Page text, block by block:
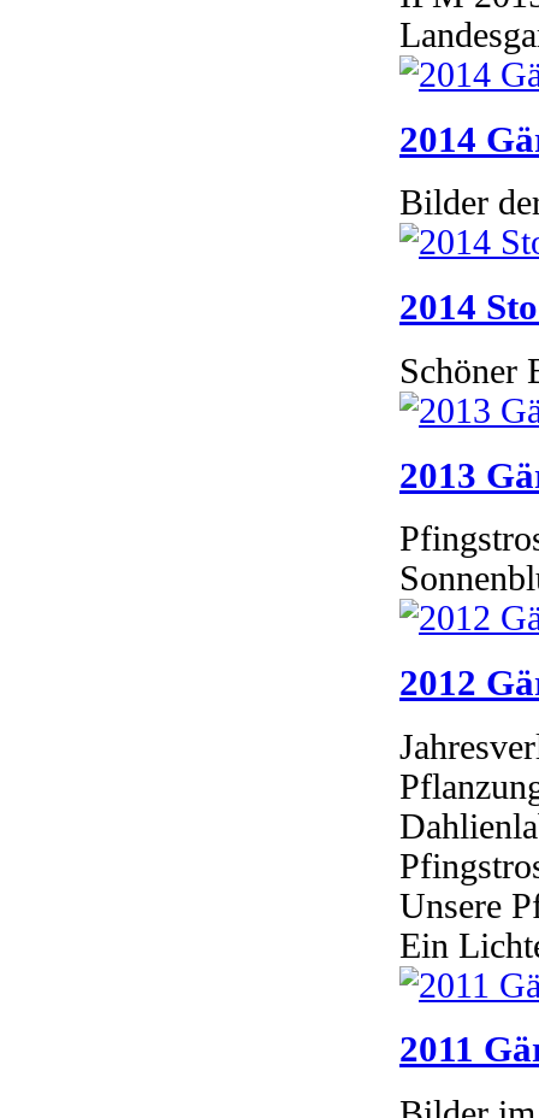
2014
Bilder
2014
Schöner
2013
2012
Unsere
Ein
2011